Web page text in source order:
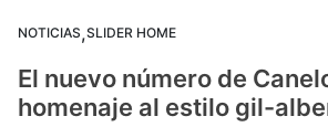
NOTICIAS,SLIDER HOME
El nuevo número de
homenaje al estilo gil-